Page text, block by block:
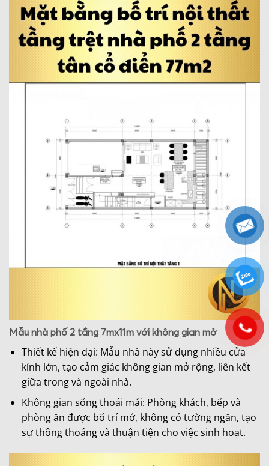
Mẫu nhà phố 2 tầng 7mx11m với không gian mở
Thiết kế hiện đại: Mẫu nhà này sử dụng nhiều cửa
kính lớn, tạo cảm giác không gian mở rộng, liên kết
giữa trong và ngoài nhà.
Không gian sống thoải mái: Phòng khách, bếp và
phòng ăn được bố trí mở, không có tường ngăn, tạo
sự thông thoáng và thuận tiện cho việc sinh hoạt.